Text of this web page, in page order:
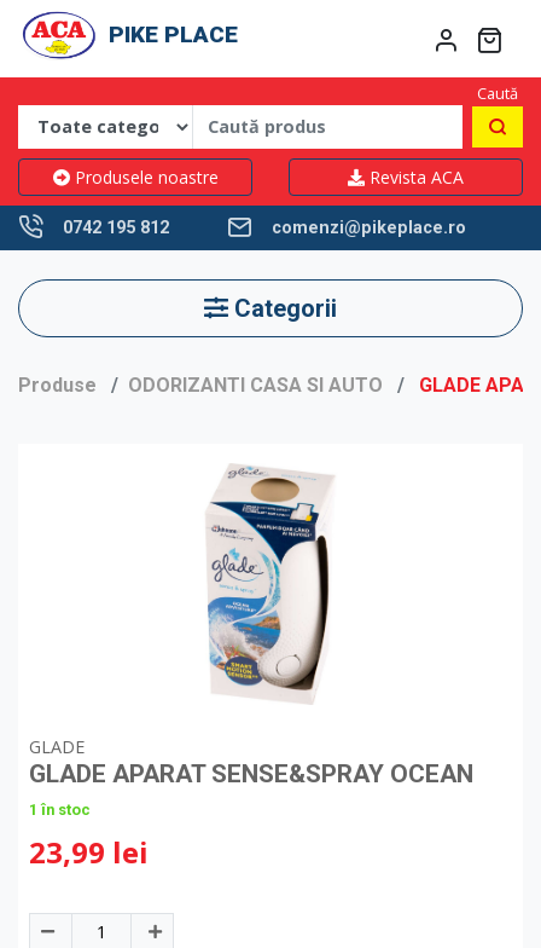
PIKE PLACE
Caută
Produsele noastre Revista ACA
0742 195 812 comenzi@pikeplace.ro
Categorii
Produse ODORIZANTI CASA SI AUTO GLADE
GLADE
GLADE APARAT SENSE&SPRAY OCEAN
1 în stoc
23,99 lei